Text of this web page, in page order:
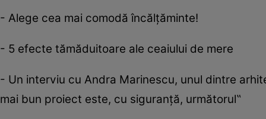
- Alege cea mai comodă încălţăminte!
- 5 efecte tămăduitoare ale ceaiului de mere
- Un interviu cu Andra Marinescu, unul dintre
mai bun proiect este, cu siguranţă, următorul‟